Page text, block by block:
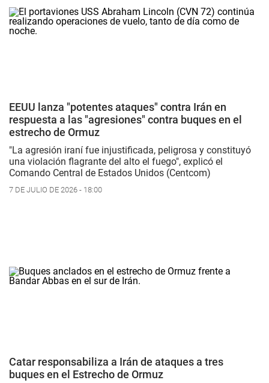
EEUU lanza "potentes ataques" contra Irán en
respuesta a las "agresiones" contra buques en el
estrecho de Ormuz
"La agresión iraní fue injustificada, peligrosa y constituyó
una violación flagrante del alto el fuego", explicó el
Comando Central de Estados Unidos (Centcom)
7 DE JULIO DE 2026 - 18:00
Catar responsabiliza a Irán de ataques a tres
buques en el Estrecho de Ormuz